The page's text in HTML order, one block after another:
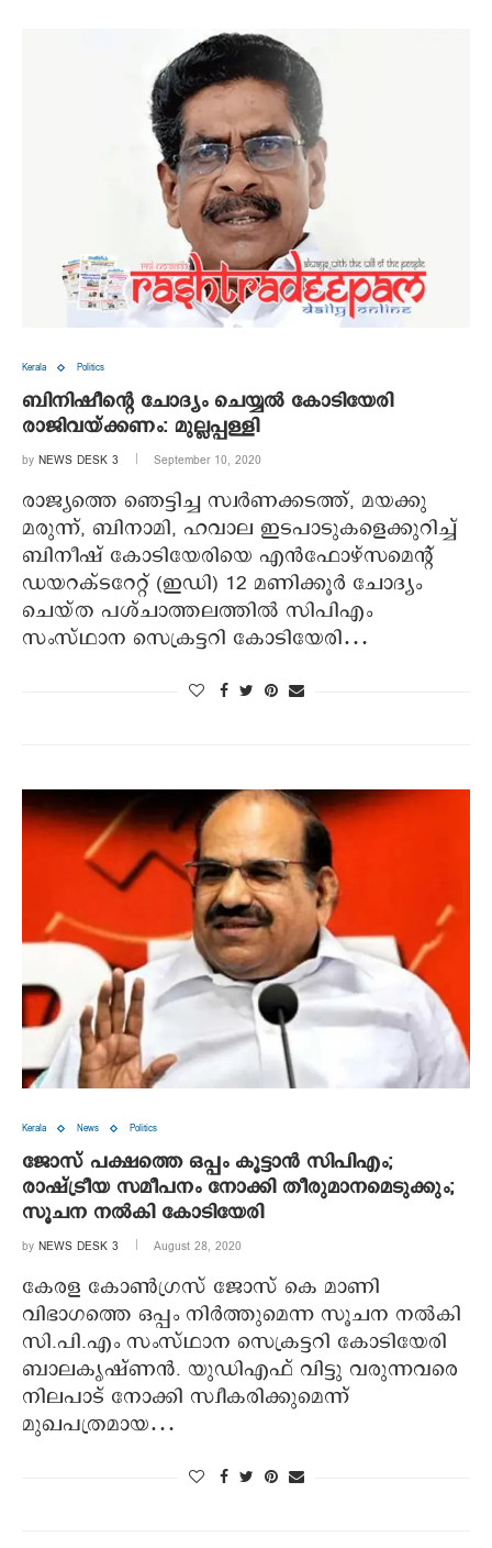
Kerala Politics
ബിനിഷീന്റെ ചോദ്യം ചെയ്യല്‍ കോടിയേരി
രാജിവയ്ക്കണം: മുല്ലപ്പള്ളി
by NEWS DESK 3 September 10, 2020
രാജ്യത്തെ ഞെട്ടിച്ച സ്വര്‍ണക്കടത്ത്, മയക്കു
മരുന്ന്, ബിനാമി, ഹവാല ഇടപാടുകളെക്കുറിച്ച്
ബിനീഷ് കോടിയേരിയെ എന്‍ഫോഴ്‌സമെന്റ്
ഡയറക്ടറേറ്റ് (ഇഡി) 12 മണിക്കൂര്‍ ചോദ്യം
ചെയ്ത പശ്ചാത്തലത്തില്‍ സിപിഎം
സംസ്ഥാന സെക്രട്ടറി കോടിയേരി…
Kerala News Politics
ജോസ് പക്ഷത്തെ ഒപ്പം കൂട്ടാന്‍ സിപിഎം;
രാഷ്ട്രീയ സമീപനം നോക്കി തീരുമാനമെടുക്കും;
സൂചന നല്‍കി കോടിയേരി
by NEWS DESK 3 August 28, 2020
കേരള കോണ്‍ഗ്രസ് ജോസ് കെ മാണി
വിഭാഗത്തെ ഒപ്പം നിര്‍ത്തുമെന്ന സൂചന നല്‍കി
സി.പി.എം സംസ്ഥാന സെക്രട്ടറി കോടിയേരി
ബാലകൃഷ്ണന്‍. യുഡിഎഫ് വിട്ടു വരുന്നവരെ
നിലപാട് നോക്കി സ്വീകരിക്കുമെന്ന്
മുഖപത്രമായ…